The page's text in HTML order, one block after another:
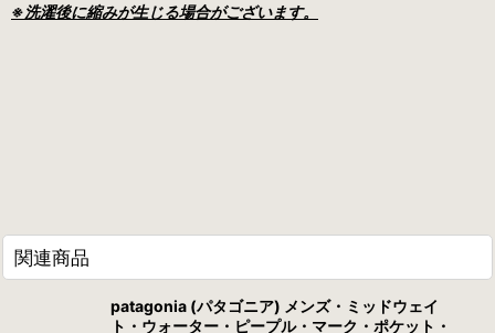
※洗濯後に縮みが生じる場合がございます。
関連商品
patagonia (パタゴニア) メンズ・ミッドウェイ
ト・ウォーター・ピープル・マーク・ポケット・